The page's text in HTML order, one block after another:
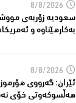
8/8/2026
سعودیە زۆربەی
بەكارهێناوە و
8/8/2026
ئێران: گەرووی هۆرموز
هەڵسوكەوتی خۆی